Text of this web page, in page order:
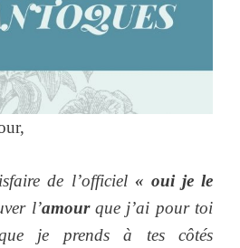
de l’officiel « oui je le
l’amourque j’ai pour toi
je prends à tes côtés